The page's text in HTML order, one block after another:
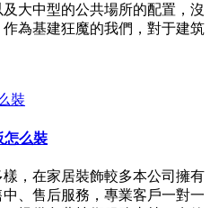
大中型的公共場所的配置，沒
為基建狂魔的我們，對于建筑
怎么裝
，在家居裝飾較多本公司擁有
、售后服務，專業客戶一對一